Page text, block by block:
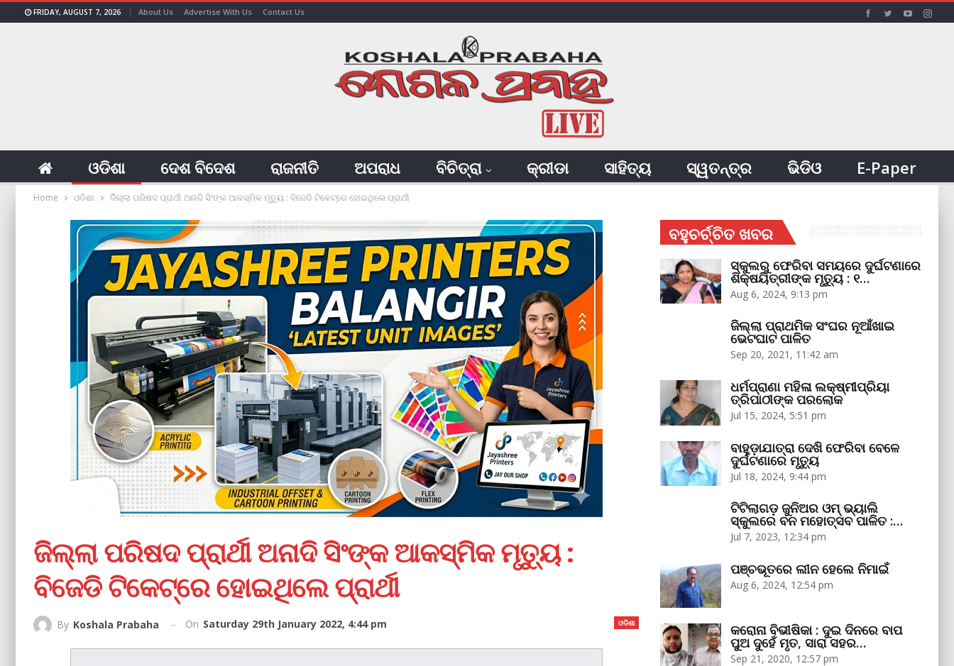
FRIDAY, AUGUST 7, 2026 About Us Advertise With Us Contact Us
ଓଡିଶା ଦେଶ ବିଦେଶ ରାଜନୀତି ଅପରାଧ ବିଚିତ୍ରା କ୍ରୀଡା ସାହିତ୍ୟ ସ୍ୱତନ୍ତ୍ର ଭିଡିଓ E-Paper
Home ଓଡିଶା ଜିିଲ୍ଲା ପରିଷଦ ପ୍ରାର୍ଥୀ ଅନାଦି ସିଂଙ୍କ ଆକସ୍ମିକ ମୃତ୍ୟୁ : ବିଜେଡି ଟିକେଟ୍‌ରେ ହୋଇଥିଲେ ପ୍ରାର୍ଥୀ
ଜିିଲ୍ଲା ପରିଷଦ ପ୍ରାର୍ଥୀ ଅନାଦି ସିଂଙ୍କ ଆକସ୍ମିକ ମୃତ୍ୟୁ :
ବିଜେଡି ଟିକେଟ୍‌ରେ ହୋଇଥିଲେ ପ୍ରାର୍ଥୀ
ଓଡିଶା
By Koshala Prabaha On Saturday 29th January 2022, 4:44 pm
ବହୁଚର୍ଚ୍ଚିତ ଖବର
ସ୍କୁଲରୁ ଫେରିବା ସମୟରେ ଦୁର୍ଘଟଣାରେ
ଶିକ୍ଷୟିତ୍ରୀଙ୍କ ମୃତ୍ୟୁ : ୧…
Aug 6, 2024, 9:13 pm
ଜିଲ୍ଲା ପ୍ରାଥମିକ ସଂଘର ନୂଆଁଖାଇ
ଭେଟଘାଟ ପାଳିତ
Sep 20, 2021, 11:42 am
ଧର୍ମପ୍ରାଣା ମହିଳା ଲକ୍ଷ୍ମୀପ୍ରିୟା
ତ୍ରିପାଠୀଙ୍କ ପରଲୋକ
Jul 15, 2024, 5:51 pm
ବାହୁଡ଼ାଯାତ୍ରା ଦେଖି ଫେରିବା ବେଳେ
ଦୁର୍ଘଟଣାରେ ମୃତ୍ୟୁ
Jul 18, 2024, 9:44 pm
ଟିଟିଲାଗଡ଼ ଜୁନିଅର ଓମ୍‌ ଭ୍ୟାଲି
ସ୍କୁଲରେ ବନ ମହୋତ୍ସବ ପାଳିତ :…
Jul 7, 2023, 12:34 pm
ପଞ୍ଚଭୂତରେ ଲୀନ ହେଲେ ନିମାଇଁ
Aug 6, 2024, 12:54 pm
କରୋନା ବିଭୀଷିକା : ଦୁଇ ଦିନରେ ବାପ
ପୁଅ ଦୁହେଁ ମୃତ, ସାରା ସହର…
Sep 21, 2020, 12:57 pm